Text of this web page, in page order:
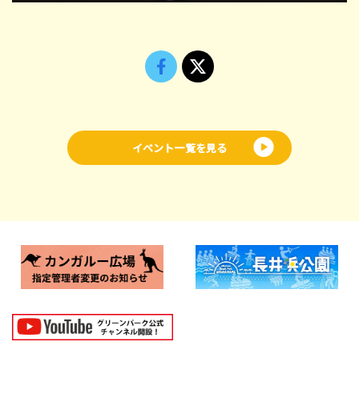
イベント一覧を見る